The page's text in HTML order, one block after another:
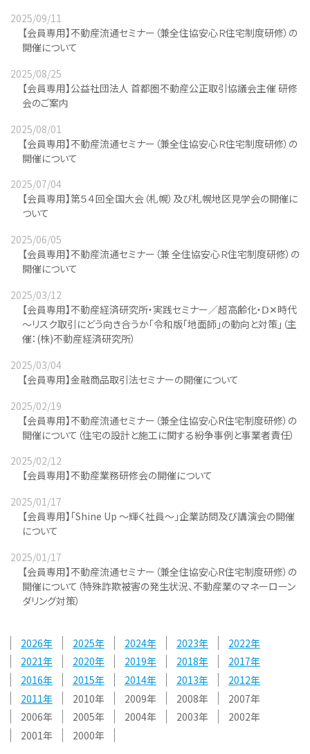
2025/09/11
【会員専用】不動産流通セミナー（兼全住協安心Ｒ住宅制度研修）の
開催について
2025/08/25
【会員専用】公益社団法人 首都圏不動産公正取引協議会主催 研修
会のご案内
2025/08/01
【会員専用】不動産流通セミナー（兼全住協安心Ｒ住宅制度研修）の
開催について
2025/07/04
【会員専用】第５４回全国大会（札幌）及び札幌地区見学会の開催に
ついて
2025/06/05
【会員専用】不動産流通セミナー（兼 全住協安心Ｒ住宅制度研修）の
開催について
2025/03/12
【会員専用】不動産経済研究所・実践セミナー／超高齢化・Ⅾ✕時代
～リスク取引にどう向き合うか「令和版「地面師」の動向と対策」（主
催：(株)不動産経済研究所）
2025/03/04
【会員専用】金融商品取引法セミナーの開催について
2025/02/19
【会員専用】不動産流通セミナー（兼全住協安心R住宅制度研修）の
開催について（住宅の設計と施工に関する紛争事例と事業者責任）
2025/02/12
【会員専用】不動産業務研修会の開催について
2025/01/17
【会員専用】「Shine Up ～輝く社員～」企業訪問及び講演会の開催
について
2025/01/17
【会員専用】不動産流通セミナー（兼全住協安心R住宅制度研修）の
開催について（特殊詐欺被害の発生状況、不動産業のマネーローン
ダリング対策）
2026 2025 2024 2023
2022
2021
2020 2019 2018
2017
2016
2015 2014 2013
2012
2011
2010 2009 2008
2007
2006
2005 2004 2003
2002
2001
2000